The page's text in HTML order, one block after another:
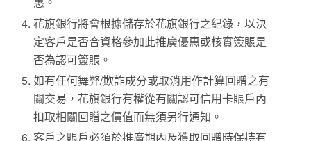
花旗銀行將會根據儲存於花旗銀行之紀錄，以決
定客戶是否合資格參加此推廣優惠或核實簽賬是
否為認可簽賬。
如有任何舞弊/欺詐成分或取消用作計算回贈之有
關交易，花旗銀行有權從有關認可信用卡賬戶內
扣取相關回贈之價值而無須另行通知。
客戶之賬戶必須於推廣期內及獲取回贈時保持有